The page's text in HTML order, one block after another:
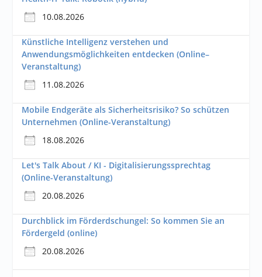
10.08.2026
Künstliche Intelligenz verstehen und
Anwendungsmöglichkeiten entdecken (Online–
Veranstaltung)
11.08.2026
Mobile Endgeräte als Sicherheitsrisiko? So schützen
Unternehmen (Online-Veranstaltung)
18.08.2026
Let's Talk About / KI - Digitalisierungssprechtag
(Online-Veranstaltung)
20.08.2026
Durchblick im Förderdschungel: So kommen Sie an
Fördergeld (online)
20.08.2026